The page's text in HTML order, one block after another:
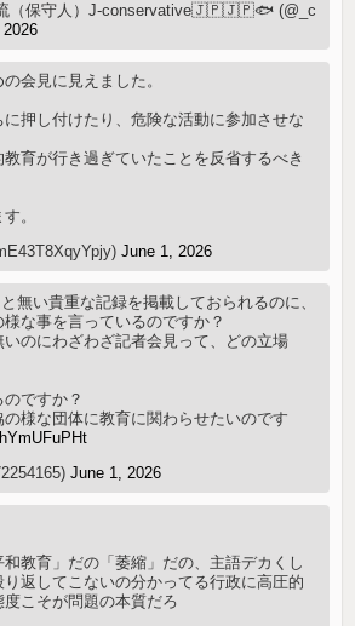
保守人）J-conservative🇯🇵🇯🇵🐟 (@_c
会見に見えました。
押し付けたり、危険な活動に参加させな
育が行き過ぎていたことを反省するべき
。
June 1, 2026
無い貴重な記録を掲載しておられるのに、
な事を言っているのですか？
のにわざわざ記者会見って、どの立場
ですか？
の様な団体に教育に関わらせたいのです
June 1, 2026
教育」だの「萎縮」だの、主語デカくし
返してこないの分かってる行政に高圧的
こそが問題の本質だろ